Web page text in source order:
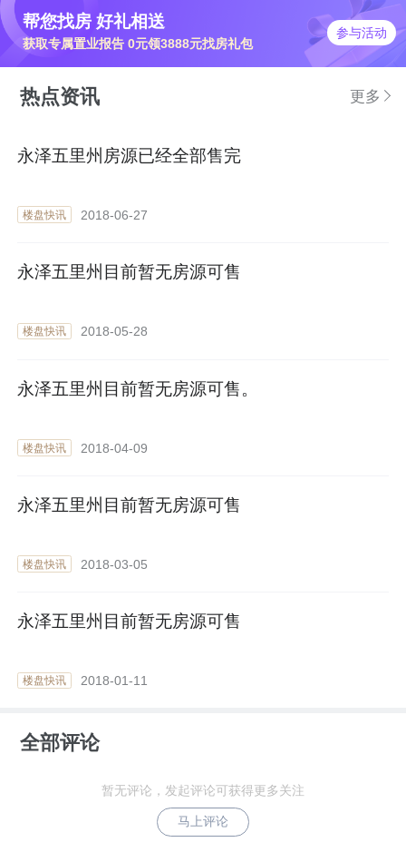
帮您找房 好礼相送
获取专属置业报告 0元领3888元找房礼包
参与活动
热点资讯 更多
永泽五里州房源已经全部售完
楼盘快讯 2018-06-27
永泽五里州目前暂无房源可售
楼盘快讯 2018-05-28
永泽五里州目前暂无房源可售。
楼盘快讯 2018-04-09
永泽五里州目前暂无房源可售
楼盘快讯 2018-03-05
永泽五里州目前暂无房源可售
楼盘快讯 2018-01-11
全部评论
暂无评论，发起评论可获得更多关注
马上评论